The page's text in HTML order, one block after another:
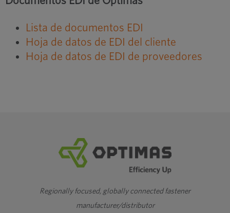
Lista de documentos EDI
Hoja de datos de EDI del cliente
Hoja de datos de EDI de proveedores
Regionally focused, globally connected fastener
manufacturer/distributor